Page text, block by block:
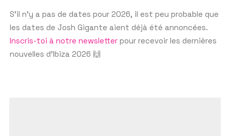
S’il n’y a pas de dates pour 2026, il est peu probable que
les dates de Josh Gigante aient déjà été annoncées.
Inscris-toi à notre newsletter pour recevoir les dernières
nouvelles d’Ibiza 2026 🙌